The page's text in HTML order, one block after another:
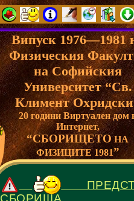
Випуск 1976—1981
Физическия
на Софийския
Университет “Св.
Климент
20 години Виртуален дом
Интернет,
“СБОРИЩЕТОНА
ФИЗИЦИТЕ 1981”